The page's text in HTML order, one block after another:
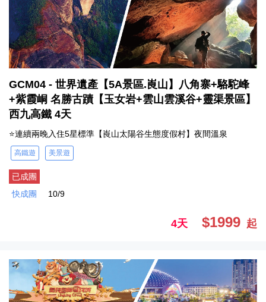
GCM04 - 世界遺產【5A景區.崀山】八角寨+駱駝峰
+紫霞峒 名勝古蹟【玉女岩+雲山雲溪谷+靈渠景區】
西九高鐵 4天
⭐連續兩晚入住5星標準【崀山太陽谷生態度假村】夜間溫泉
高鐵遊 美景遊
已成團
快成團
10/9
4天 $1999 起